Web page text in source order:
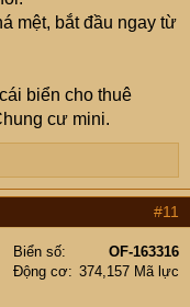
vay Bank 30%
ế 6 tháng hoặc
lo đc trả gốc +
đánh giá, sắp tới
đô sẽ có khủng
đi Hoà Lạc và
sẽ ít đi. Trong khi
nhiều.
mệt, bắt đầu ngay từ
biển cho thuê
cư mini.
#11
Biển số
OF-163316
Động cơ
374,157 Mã lực